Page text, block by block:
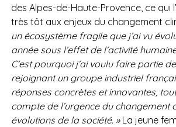
des Alpes-de-Haute-Provence, ce qui
très tôt aux enjeux du changement
un écosystème fragile que j’ai vu
année sous l’effet de l’activité
C’est pourquoi j’ai voulu faire partie
rejoignant un groupe industriel
réponses concrètes et innovantes,
compte de l’urgence du changement
évolutions de la société. »La jeune